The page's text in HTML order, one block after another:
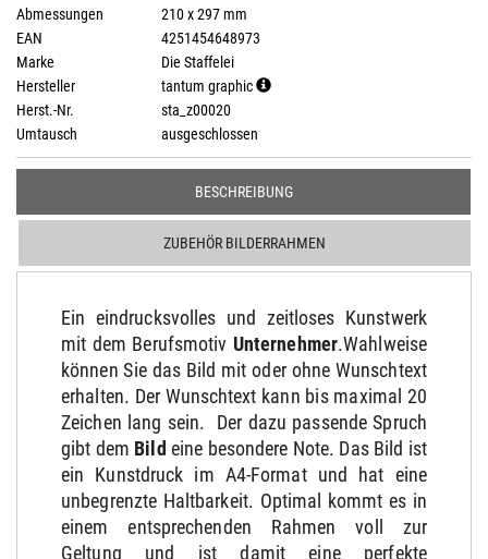
Abmessungen
210 x 297 mm
EAN
4251454648973
Marke
Die Staffelei
Hersteller
tantum graphic
Herst.-Nr.
sta_z00020
Umtausch
ausgeschlossen
BESCHREIBUNG
ZUBEHÖR BILDERRAHMEN
Ein eindrucksvolles und zeitloses Kunstwerk
mit dem Berufsmotiv Unternehmer.Wahlweise
können Sie das Bild mit oder ohne Wunschtext
erhalten. Der Wunschtext kann bis maximal 20
Zeichen lang sein. Der dazu passende Spruch
gibt dem Bild eine besondere Note. Das Bild ist
ein Kunstdruck im A4-Format und hat eine
unbegrenzte Haltbarkeit. Optimal kommt es in
einem entsprechenden Rahmen voll zur
Geltung und ist damit eine perfekte